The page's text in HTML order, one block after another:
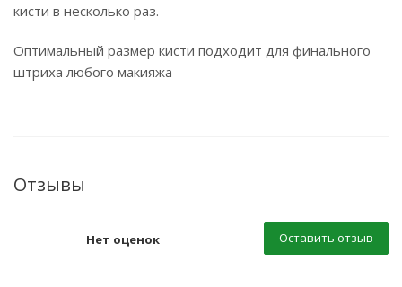
кисти в несколько раз.
Оптимальный размер кисти подходит для финального
штриха любого макияжа
Отзывы
Нет оценок Оставить отзыв